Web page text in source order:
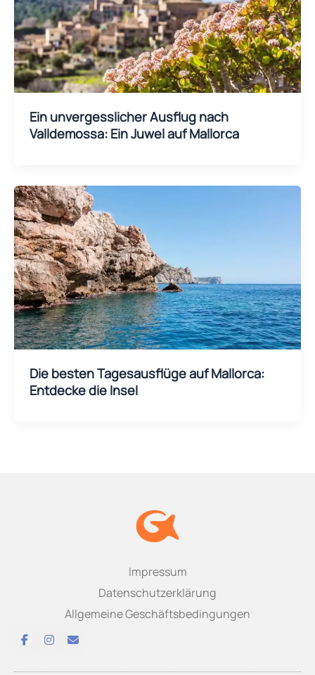
Ein unvergesslicher Ausflug nach
Valldemossa: Ein Juwel auf Mallorca
Die besten Tagesausflüge auf Mallorca:
Entdecke die Insel
Impressum
Datenschutzerklärung
Allgemeine Geschäftsbedingungen